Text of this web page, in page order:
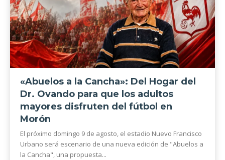
«Abuelos a la Cancha»: Del Hogar del
Dr. Ovando para que los adultos
mayores disfruten del fútbol en
Morón
El próximo domingo 9 de agosto, el estadio Nuevo Francisco
Urbano será escenario de una nueva edición de "Abuelos a
la Cancha", una propuesta...